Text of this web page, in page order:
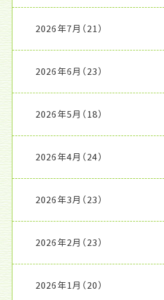
2026年7月 （21）
2026年6月 （23）
2026年5月 （18）
2026年4月 （24）
2026年3月 （23）
2026年2月 （23）
2026年1月 （20）